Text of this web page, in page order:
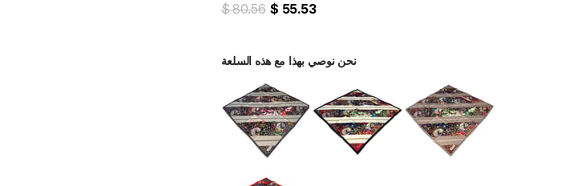
$ 80.56 $ 55.53
نحن نوصي بهذا مع هذه السلعة